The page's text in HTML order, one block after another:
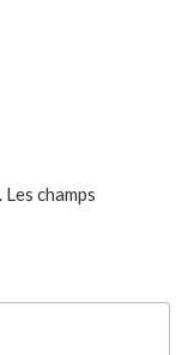
Les champs